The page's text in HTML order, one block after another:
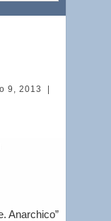
9, 2013
Anarchico”